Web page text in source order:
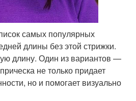
самых популярных
длины без этой стрижки.
длину. Один из вариантов —
не только придает
но и помогает визуально